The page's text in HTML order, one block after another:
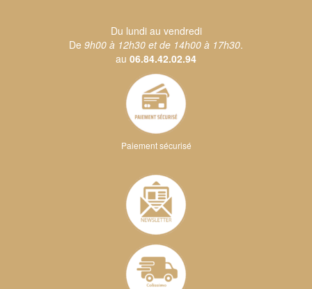
Du lundi au vendredi
De 9h00 à 12h30 et de 14h00 à 17h30.
au 06.84.42.02.94
Paiement sécurisé